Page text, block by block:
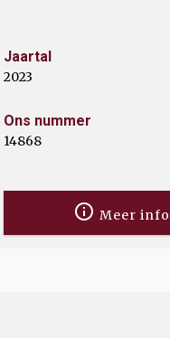
Jaartal
2023
Ons nummer
14868
Meer